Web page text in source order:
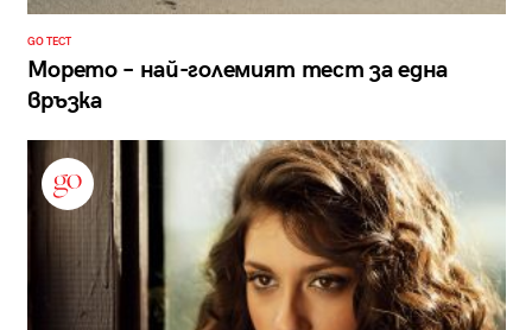
GO ТЕСТ
Морето – най-големият тест за една
връзка